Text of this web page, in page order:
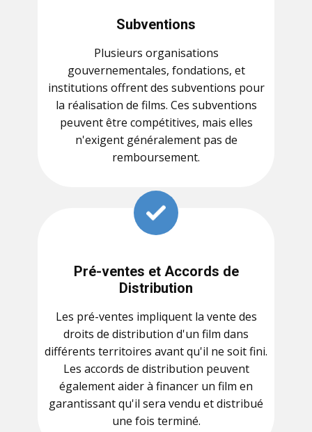
Subventions
Plusieurs organisations
gouvernementales, fondations, et
institutions offrent des subventions pour
la réalisation de films. Ces subventions
peuvent être compétitives, mais elles
n'exigent généralement pas de
remboursement.
Pré-ventes et Accords de
Distribution
Les pré-ventes impliquent la vente des
droits de distribution d'un film dans
différents territoires avant qu'il ne soit fini.
Les accords de distribution peuvent
également aider à financer un film en
garantissant qu'il sera vendu et distribué
une fois terminé.